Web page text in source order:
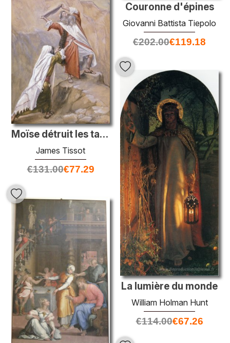
Couronne d'épines
Giovanni Battista Tiepolo
€202.00€119.18
Moïse détruit les tables des dix commandements
James Tissot
€131.00€77.29
La lumière du monde
William Holman Hunt
€114.00€67.26